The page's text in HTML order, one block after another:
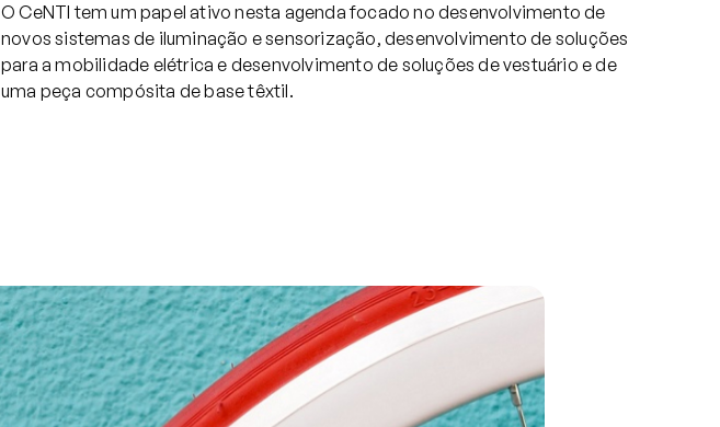
O CeNTI tem um papel ativo nesta agenda focado no desenvolvimento de
novos sistemas de iluminação e sensorização, desenvolvimento de soluções
para a mobilidade elétrica e desenvolvimento de soluções de vestuário e de
uma peça compósita de base têxtil.